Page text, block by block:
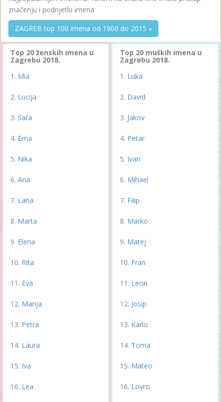
značenju i podrijetlu imena
ZAGREB top 100 imena od 1900 do 2015 »
Top 20 ženskih imena u
Zagrebu 2018.
Mia
Lucija
Sara
Ema
Nika
Ana
Lana
Marta
Elena
Rita
Eva
Marija
Petra
Laura
Iva
Lea
Top 20 muških imena u
Zagrebu 2018.
Luka
David
Jakov
Petar
Ivan
Mihael
Filip
Marko
Matej
Fran
Leon
Josip
Karlo
Toma
Mateo
Lovro